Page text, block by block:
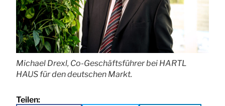
Michael Drexl, Co-Geschäftsführer bei HARTL
HAUS für den deutschen Markt.
Teilen: